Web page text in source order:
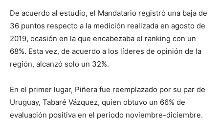
De acuerdo al estudio, el Mandatario registró una baja de
36 puntos respecto a la medición realizada en agosto de
2019, ocasión en la que encabezaba el ranking con un
68%. Esta vez, de acuerdo a los líderes de opinión de la
región, alcanzó solo un 32%.
En el primer lugar, Piñera fue reemplazado por su par de
Uruguay, Tabaré Vázquez, quien obtuvo un 66% de
evaluación positiva en el periodo noviembre-diciembre.